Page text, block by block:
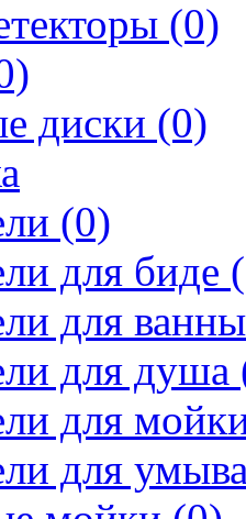
(0)
диски (0)
(0)
для биде
для
для душа
для
для